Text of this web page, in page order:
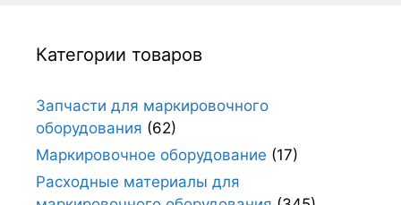
Категории товаров
Запчасти для маркировочного
оборудования (62)
Маркировочное оборудование (17)
Расходные материалы для